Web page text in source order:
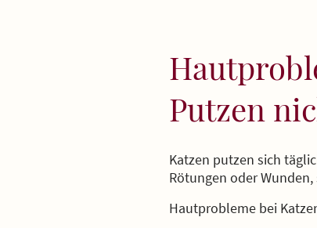
Putzen
Katzen putzen sich
Rötungen oder
Hautprobleme bei